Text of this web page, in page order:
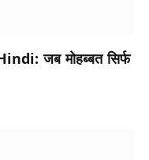
जब मोहब्बत सिर्फ